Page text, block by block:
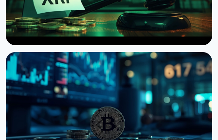
НОВОСТЬ
Сенат США отложил голосование по Clarity Act
до сентября
7 августа 2026 г.4 мин чтения